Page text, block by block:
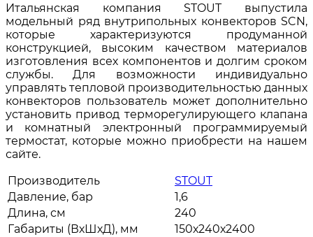
Итальянская компания STOUT выпустила
модельный ряд внутрипольных конвекторов SCN,
которые характеризуются продуманной
конструкцией, высоким качеством материалов
изготовления всех компонентов и долгим сроком
службы. Для возможности индивидуально
управлять тепловой производительностью данных
конвекторов пользователь может дополнительно
установить привод терморегулирующего клапана
и комнатный электронный программируемый
термостат, которые можно приобрести на нашем
сайте.
Производитель
STOUT
Давление, бар
1,6
Длина, см
240
Габариты (ВхШхД), мм
150х240х2400